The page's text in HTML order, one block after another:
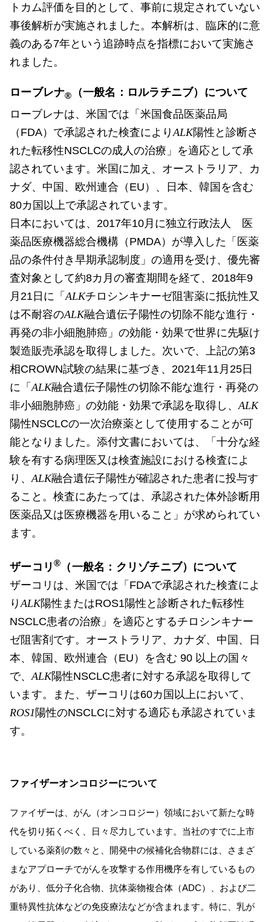
トカム評価を目的として、事前に規定されていない
事後解析が実施されました。本解析は、臨床的に意
義のある7年という追跡時点を指標において実施さ
れました。
ローブレナ®
（一般名：ロルラチニブ）について
ローブレナは、米国では「米国食品医薬品局
（FDA）で承認された検査により ALK陽性と診断さ
れた転移性NSCLCの成人の治療」を適応として承
認されています。米国に加え、オーストラリア、カ
ナダ、中国、欧州連合（EU）、日本、韓国を含む
80カ国以上で承認されています。
日本においては、2017年10月に独立行政法人 医
薬品医療機器総合機構（PMDA）が導入した「医薬
品の条件付き早期承認制度」の適用を受け、優先審
査対象として約8カ月の審査期間を経て、2018年9
月21日に「 ALKチロシンキナーゼ阻害薬に抵抗性又
は不耐容のALK融合遺伝子陽性の切除不能な進行・
再発の非小細胞肺癌」の効能・効果で世界に先駆け
製造販売承認を取得しました。次いで、上記の第3
相CROWN試験の結果に基づき、2021年11月25日
に「 ALK融合遺伝子陽性の切除不能な進行・再発の
非小細胞肺癌」の効能・効果で承認を取得し、 ALK
陽性NSCLCの一次治療薬として使用することが可
能となりました。添付文書においては、「十分な経
験を有する病理医又は検査施設における検査によ
り、 ALK融合遺伝子陽性が確認された患者に投与す
ること。検査にあたっては、承認された体外診断用
医薬品又は医療機器を用いること」が求められてい
ます。
ザーコリ ®
（一般名：クリゾチニブ）について
ザーコリは、米国では「FDAで承認された検査によ
り ALK陽性またはROS1陽性と診断された転移性
NSCLC患者の治療」を適応とするチロシンキナー
ゼ阻害剤です。オーストラリア、カナダ、中国、日
本、韓国、欧州連合（EU）を含む 90 以上の国々
で、 ALK陽性NSCLC患者に対する承認を取得して
います。また、ザーコリは60カ国以上において、
ROS1陽性のNSCLCに対する適応も承認されていま
す。
ファイザーオンコロジーについて
ファイザーは、がん（オンコロジー）領域において新たな時
代を切り拓くべく、日々尽力しています。当社のすでに上市
している薬剤の数々と、開発中の候補化合物群には、さまざ
まなアプローチでがんを攻撃する作用機序を有しているもの
があり、低分子化合物、抗体薬物複合体（ADC）、および二
重特異性抗体などの免疫療法などが含まれます。特に、乳が